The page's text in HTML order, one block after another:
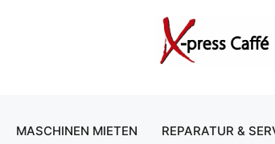
MASCHINEN MIETEN REPARATUR &